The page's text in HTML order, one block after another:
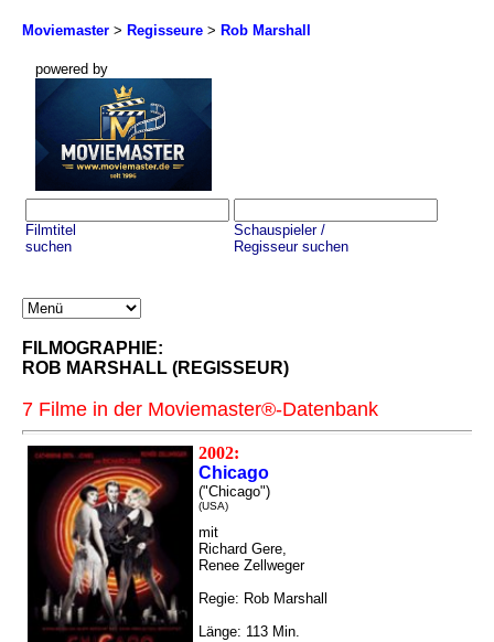
Moviemaster > Regisseure > Rob Marshall
powered by
Filmtitel
suchen
Schauspieler /
Regisseur suchen
FILMOGRAPHIE:
ROB MARSHALL (REGISSEUR)
7 Filme in der Moviemaster®-Datenbank
2002:
Chicago
("Chicago")
(USA)
mit
Richard Gere,
Renee Zellweger
Regie: Rob Marshall
Länge: 113 Min.